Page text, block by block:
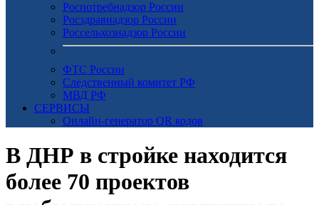
Роспотребнадзор России
Росздравнадзор России
Россельхознадзор России
ФТС России
Следственный комитет РФ
МВД РФ
СЕРВИСЫ
Онлайн-генератор QR кодов
В ДНР в стройке находится
более 70 проектов